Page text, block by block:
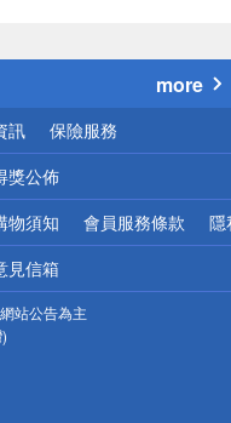
more
訊 保險服務
獎公佈
物須知 會員服務條款 隱
見信箱
站公告為主